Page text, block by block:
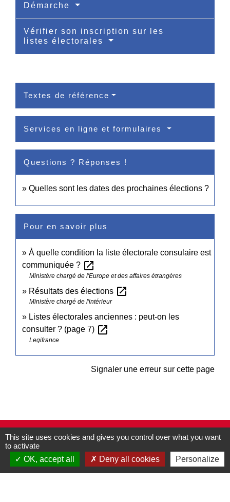
Démarche
Vérifier son inscription sur les
listes électorales
Textes de référence
Services en ligne et formulaires
Questions ? Réponses !
Quelles sont les dates des prochaines élections ?
Pour en savoir plus
À quelle condition la liste électorale consulaire est
communiquée ? open_in_new
Ministère chargé de l'Europe et des affaires étrangères
Résultats des élections open_in_new
Ministère chargé de l'intérieur
Listes électorales anciennes : peut-on les
consulter ? (page 7) open_in_new
Legifrance
Signaler une erreur sur cette page
Contacts
Commune de Pullay
2 rue des Rossignols
This site uses cookies and gives you control over what you want
to activate
OK, accept all
Deny all cookies Personalize